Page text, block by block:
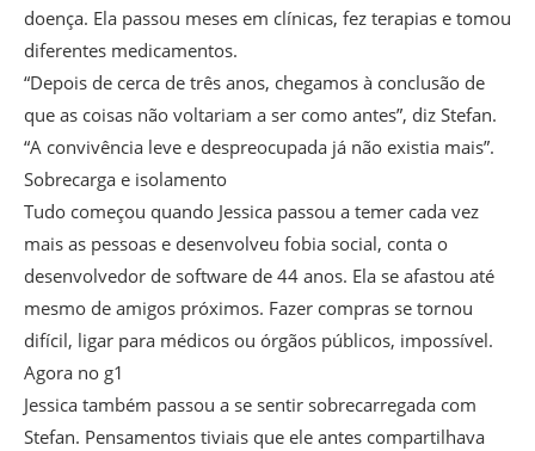
doença. Ela passou meses em clínicas, fez terapias e tomou
diferentes medicamentos.
“Depois de cerca de três anos, chegamos à conclusão de
que as coisas não voltariam a ser como antes”, diz Stefan.
“A convivência leve e despreocupada já não existia mais”.
Sobrecarga e isolamento
Tudo começou quando Jessica passou a temer cada vez
mais as pessoas e desenvolveu fobia social, conta o
desenvolvedor de software de 44 anos. Ela se afastou até
mesmo de amigos próximos. Fazer compras se tornou
difícil, ligar para médicos ou órgãos públicos, impossível.
Agora no g1
Jessica também passou a se sentir sobrecarregada com
Stefan. Pensamentos tiviais que ele antes compartilhava